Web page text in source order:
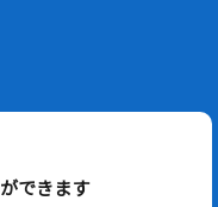
ができます